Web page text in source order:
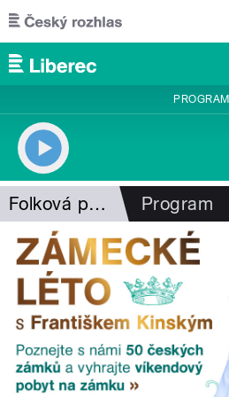
Přejít k hlavnímu obsahu
PROGRAM
Folková pohlazení Program